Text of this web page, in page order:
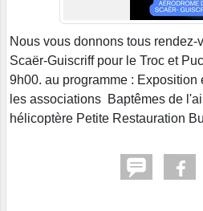
Nous vous donnons tous rendez-
Scaër-Guiscriff pour le Troc et
9h00. au programme :
les associations Baptêmes de
hélicoptère Petite Restauration